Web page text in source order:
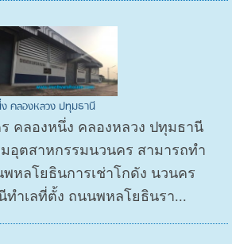
ง คลองหลวง ปทุมธานี
คลองหนึ่ง คลองหลวง ปทุมธานี
อุตสาหกรรมนวนคร สามารถทำ
หลโยธินการเช่าโกดัง นวนคร
ทำเลที่ตั้ง ถนนพหลโยธินรา...